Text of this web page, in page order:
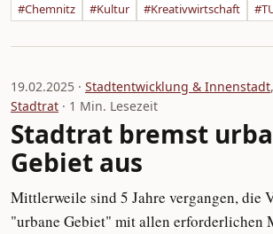
#Chemnitz #Kultur #Kreativwirtschaft
19.02.2025 · Stadtentwicklung & Innenstadt,
Stadtrat · 1 Min. Lesezeit
Stadtrat bremst
Gebiet aus
Mittlerweile sind 5 Jahre vergangen, die
"urbane Gebiet" mit allen erforderlichen